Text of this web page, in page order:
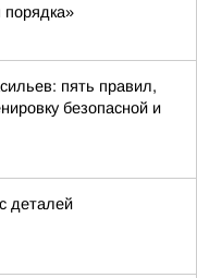
порядка»
пять правил,
безопасной и
деталей